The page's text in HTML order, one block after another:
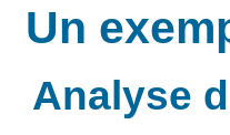
Un
Analyse